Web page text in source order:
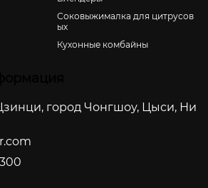
Соковыжималка для цитрусов
ых
Кухонные комбайны
город Чонгшоу, Цыси, Ни